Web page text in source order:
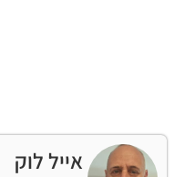
אייל לוק